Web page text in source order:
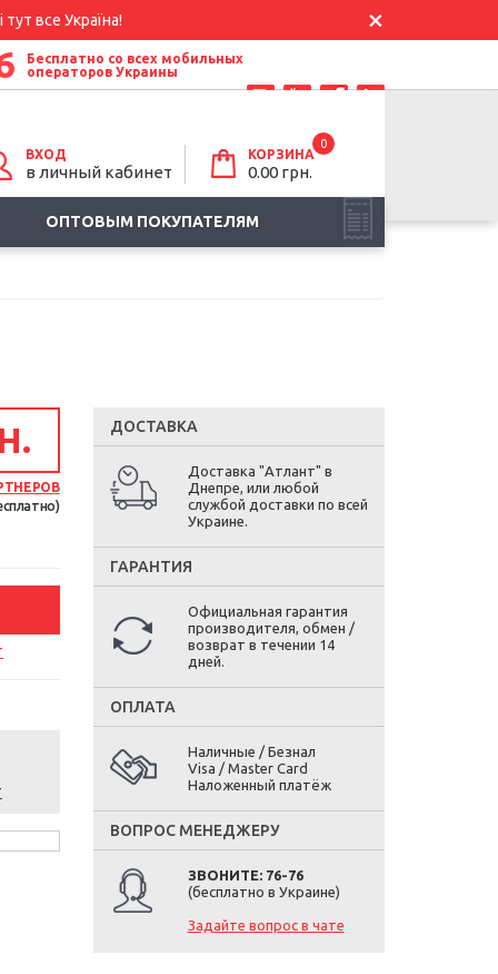
все Україна!
Бесплатно со всех мобильных
операторов Украины
ВХОД
в личный кабинет
КОРЗИНА
0
0.00 грн.
ОПТОВЫМ ПОКУПАТЕЛЯМ
ДОСТАВКА
Доставка "Атлант" в
Днепре, или любой
службой доставки по всей
Украине.
ГАРАНТИЯ
Официальная гарантия
производителя, обмен /
возврат в течении 14
дней.
ОПЛАТА
Наличные / Безнал
Visa / Master Card
Наложенный платёж
ВОПРОС МЕНЕДЖЕРУ
ЗВОНИТЕ: 76-76
(бесплатно в Украине)
Задайте вопрос в чате